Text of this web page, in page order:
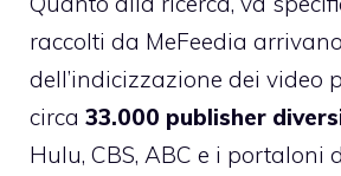
raccolti da MeFeedia
dell’indicizzazione dei video
circa 33.000 publisher
Hulu, CBS, ABC e i portaloni